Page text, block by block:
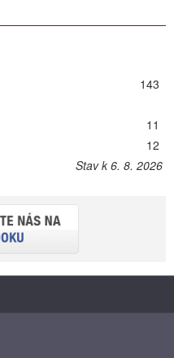
143
11
12
Stav k 6. 8. 2026